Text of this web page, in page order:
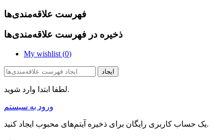
فهرست علاقه‌مندی‌ها
ذخیره در فهرست علاقه‌مندی‌ها
My wishlist (0)
ایجاد
لطفا ابتدا وارد شوید.
ورود به سیستم
یک حساب کاربری رایگان برای ذخیره آیتم‌های محبوب ایجاد کنید.